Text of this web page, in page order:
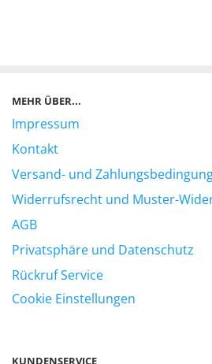
MEHR ÜBER...
Impressum
Kontakt
Versand- und
Widerrufsrecht und Muster-
AGB
Privatsphäre und Datenschutz
Rückruf Service
Cookie Einstellungen
KUNDENSERVICE